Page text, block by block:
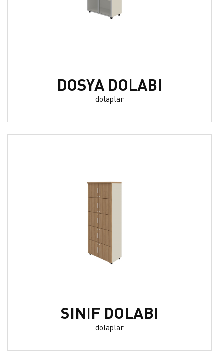
DOSYA DOLABI
dolaplar
SINIF DOLABI
dolaplar